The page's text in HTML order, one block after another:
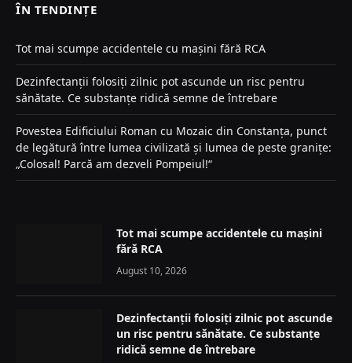
ÎN TENDINȚE
Tot mai scumpe accidentele cu mașini fără RCA
Dezinfectanții folosiți zilnic pot ascunde un risc pentru
sănătate. Ce substanțe ridică semne de întrebare
Povestea Edificiului Roman cu Mozaic din Constanța, punct
de legătură între lumea civilizată și lumea de peste granițe:
„Colosal! Parcă am dezveli Pompeiul!“
Tot mai scumpe accidentele cu mașini
fără RCA
August 10, 2026
Dezinfectanții folosiți zilnic pot ascunde
un risc pentru sănătate. Ce substanțe
ridică semne de întrebare